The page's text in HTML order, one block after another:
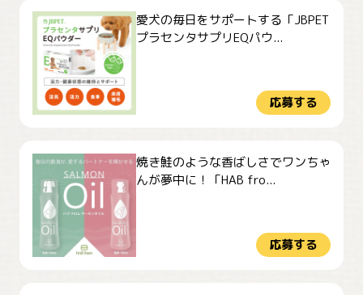
愛犬の毎日をサポートする「JBPET
プラセンタサプリEQパウ...
応募する
焼き鮭のような香ばしさでワンちゃ
んが夢中に！「HAB fro...
応募する